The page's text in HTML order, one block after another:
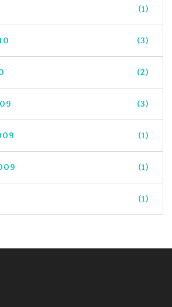
(1)
(3)
(2)
(3)
(1)
(1)
(1)